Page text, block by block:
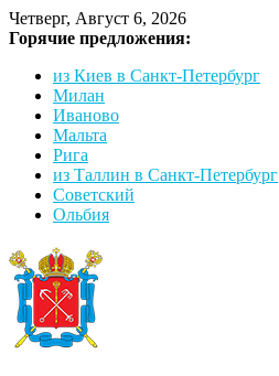
Четверг, Август 6, 2026
Горячие предложения:
из Киев в Санкт-Петербург
Милан
Иваново
Мальта
Рига
из Таллин в Санкт-Петербург
Советский
Ольбия